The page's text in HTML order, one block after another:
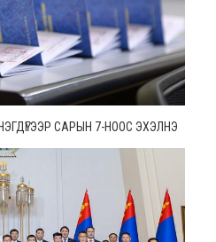
САРЫН 7-НООС ЭХЭЛНЭ